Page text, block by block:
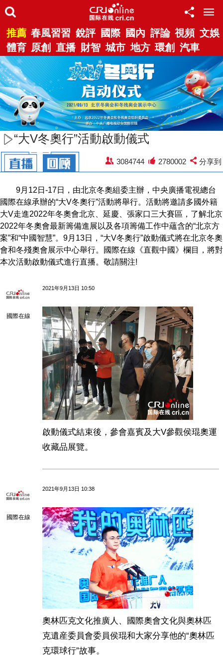
推薦 春風習習 銳評 國際 國內 評論 視頻 文娛
體育 原創 直播 財智 城市 地方 環創 汽車
“大V冬奧行”活動啟動儀式
3084744 2780002 分享到
9月12日-17日，由北京冬奧組委主辦，中央廣播電視總台
國際在線承辦的“大V冬奧行”活動將舉行。活動將邀請多國外籍
大V走進2022年冬奧會北京、延慶、張家口三大賽區，了解北京
2022年冬奧會最新籌備進展以及各項籌備工作中蘊含的“北京方
案”和“中國智慧”。9月13日，“大V冬奧行”啟動儀式將在北京冬奧
會和冬殘奧會展示中心舉行。國際在線《直觀中國》欄目，將對
本次活動啟動儀式進行直播。敬請關注!
國際在線
2021年9月13日 10:50
啟動儀式結束後，參會嘉賓及大V參觀侯琨奧運
收藏品展覽。
國際在線
2021年9月13日 10:38
奧林匹克文化推廣人、國際奧會文化與奧林匹
克遺産委員會委員侯琨和大家分享他的“奧林匹
克環球行”故事。